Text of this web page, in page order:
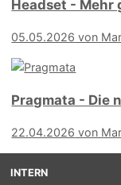
Headset - Mehr
05.05.2026 von
Pragmata - Die
22.04.2026 von
INTERN